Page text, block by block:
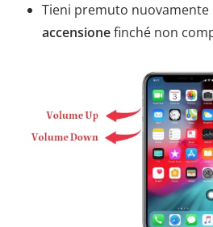
Tieni premuto nuovamente
accensionefinché non